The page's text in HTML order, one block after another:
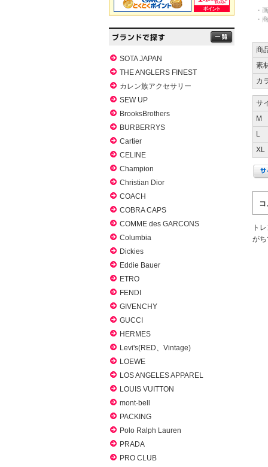
SOTA JAPAN
THE ANGLERS FINEST
カレン族アクセサリー
SEW UP
BrooksBrothers
BURBERRYS
Cartier
CELINE
Champion
Christian Dior
COACH
COBRA CAPS
COMME des GARCONS
Columbia
Dickies
Eddie Bauer
ETRO
FENDI
GIVENCHY
GUCCI
HERMES
Levi's(RED、Vintage)
LOEWE
LOS ANGELES APPAREL
LOUIS VUITTON
mont-bell
PACKING
Polo Ralph Lauren
PRADA
PRO CLUB
・
・
商
素
カ
サ
M
L
XL
コ
ト
が